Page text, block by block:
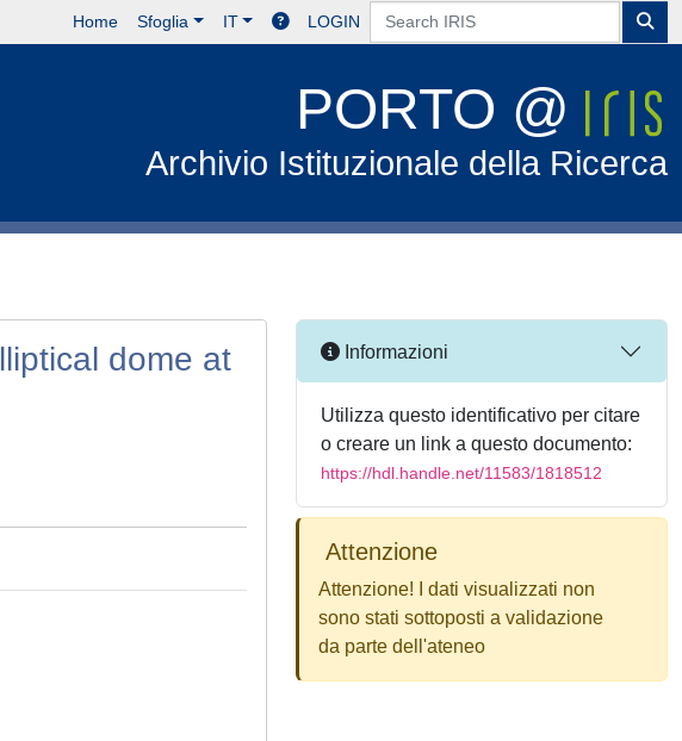
Home Sfoglia IT LOGIN
PORTO @
Archivio Istituzionale della Ricerca
dome at
Informazioni
Utilizza questo identificativo per citare
o creare un link a questo documento:
https://hdl.handle.net/11583/1818512
Attenzione
Attenzione! I dati visualizzati non
sono stati sottoposti a validazione
da parte dell'ateneo